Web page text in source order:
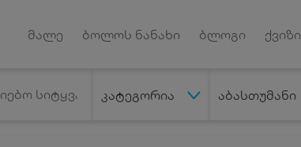
მალე ბოლოს ნანახი ბლოგი ქვიზი
კატეგორია აბასთუმანი